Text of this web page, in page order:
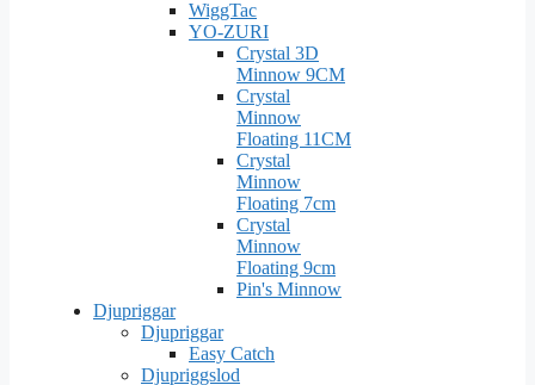
WiggTac
YO-ZURI
Crystal 3D
Minnow 9CM
Crystal
Minnow
Floating 11CM
Crystal
Minnow
Floating 7cm
Crystal
Minnow
Floating 9cm
Pin's Minnow
Djupriggar
Djupriggar
Easy Catch
Djupriggslod